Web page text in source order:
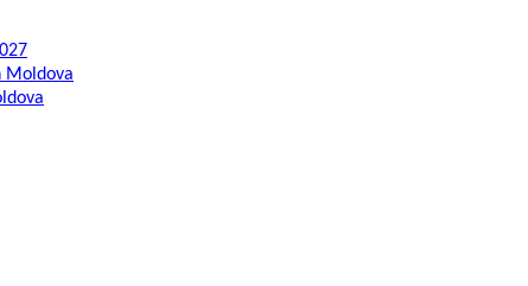
Moldova